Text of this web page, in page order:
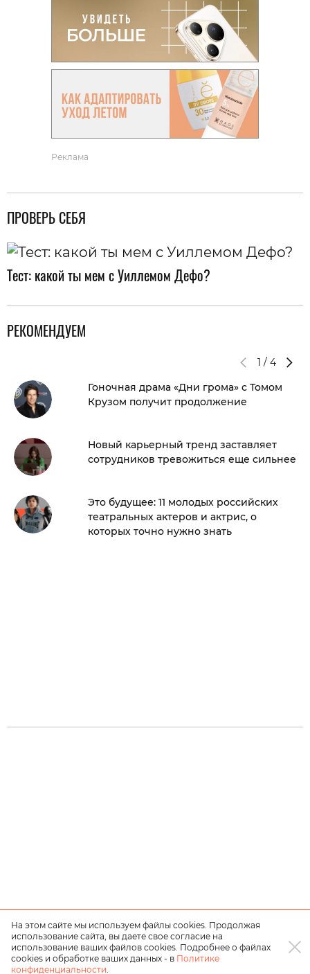
Реклама
ПРОВЕРЬ СЕБЯ
Тест: какой ты мем с Уиллемом Дефо?
РЕКОМЕНДУЕМ
1 / 4
Гоночная драма «Дни грома» с Томом
Крузом получит продолжение
Новый карьерный тренд заставляет
сотрудников тревожиться еще сильнее
Это будущее: 11 молодых российских
театральных актеров и актрис, о
которых точно нужно знать
На этом сайте мы используем файлы cookies. Продолжая
использование сайта, вы даете свое согласие на
использование ваших файлов cookies. Подробнее о файлах
cookies и обработке ваших данных - в Политике
конфиденциальности.